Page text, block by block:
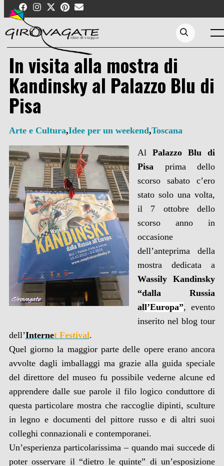
content
Search...
In visita alla mostra di
Kandinsky al Palazzo Blu di
Pisa
Arte e Cultura,Idee per un weekend,Toscana
Al Palazzo Blu di
Pisaprima dello
scorso sabato c’ero
stato solo una volta,
il 7 ottobre dello
scorso anno in
occasione
dell’anteprima della
mostra dedicata a
Wassily Kandinsky
“dalla Russia
all’Europa”, evento
inserito nel blog tour
dell’Internet Festival.
Quel giorno la maggior parte delle opere erano ancora
avvolte dagli imballaggi ma grazie alla guida speciale
del direttore del museo fu possibile vederne alcune ed
apprendere dalle sue parole il filo logico conduttore di
questa particolare mostra che raccoglie dipinti, sculture
in legno e documenti del pittore russo e di altri suoi
colleghi connazionali e contemporanei.
Un’esperienza particolarissima – quando mai succede di
poter osservare il “dietro le quinte” di un’esposizione